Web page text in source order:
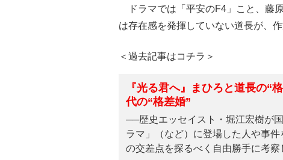
ドラマでは「平安のF4」こと、藤
は存在感を発揮していない道長が、
＜過去記事はコチラ＞
『光る君へ』まひろと道長の“
代の“格差婚”
──歴史エッセイスト・堀江宏樹が
ラマ」（など）に登場した人や事
の交差点を探るべく自由勝手に考